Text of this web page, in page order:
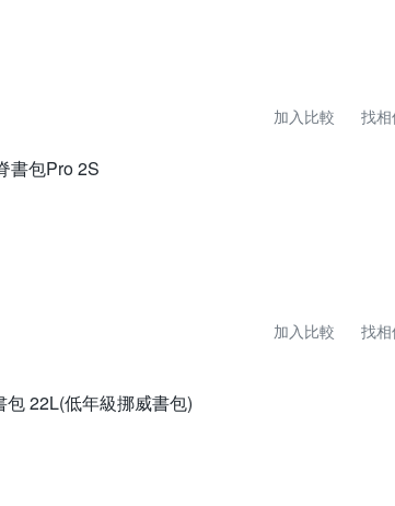
加入比較 找
書包Pro 2S
加入比較 找
22L(低年級挪威書包)